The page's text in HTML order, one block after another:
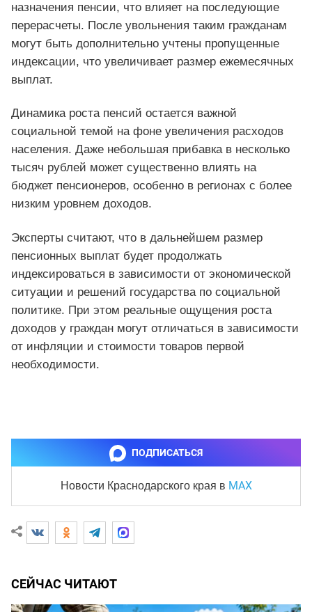
назначения пенсии, что влияет на последующие
перерасчеты. После увольнения таким гражданам
могут быть дополнительно учтены пропущенные
индексации, что увеличивает размер ежемесячных
выплат.
Динамика роста пенсий остается важной
социальной темой на фоне увеличения расходов
населения. Даже небольшая прибавка в несколько
тысяч рублей может существенно влиять на
бюджет пенсионеров, особенно в регионах с более
низким уровнем доходов.
Эксперты считают, что в дальнейшем размер
пенсионных выплат будет продолжать
индексироваться в зависимости от экономической
ситуации и решений государства по социальной
политике. При этом реальные ощущения роста
доходов у граждан могут отличаться в зависимости
от инфляции и стоимости товаров первой
необходимости.
ПОДПИСАТЬСЯ
Новости Краснодарского края в MAX
СЕЙЧАС ЧИТАЮТ